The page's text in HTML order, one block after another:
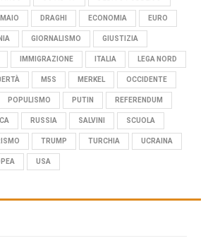
MAIO DRAGHI ECONOMIA EURO
GIORNALISMO GIUSTIZIA
IMMIGRAZIONE ITALIA LEGA NORD
M5S MERKEL OCCIDENTE
POPULISMO PUTIN REFERENDUM
RUSSIA SALVINI SCUOLA
TRUMP TURCHIA UCRAINA
USA